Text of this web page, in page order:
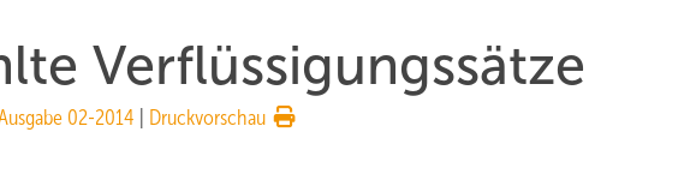
Verflüssigungssätze
02-2014 Druckvorschau